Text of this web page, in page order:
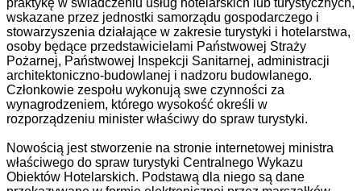
wskazane przez jednostki samorządu gospodarczego i
stowarzyszenia działające w zakresie turystyki i hotelarstwa,
osoby będące przedstawicielami Państwowej Straży
Pożarnej, Państwowej Inspekcji Sanitarnej, administracji
architektoniczno-budowlanej i nadzoru budowlanego.
Członkowie zespołu wykonują swe czynności za
wynagrodzeniem, którego wysokość określi w
rozporządzeniu minister właściwy do spraw turystyki.
Nowością jest stworzenie na stronie internetowej ministra
właściwego do spraw turystyki Centralnego Wykazu
Obiektów Hotelarskich. Podstawą dla niego są dane